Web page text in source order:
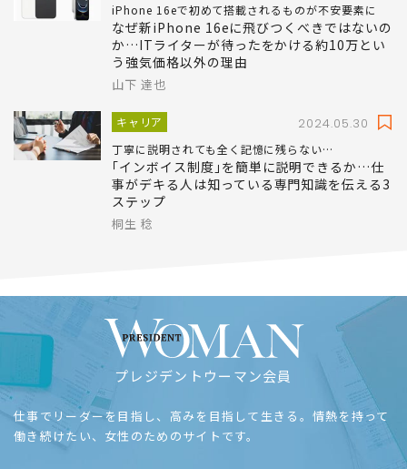
iPhone 16eで初めて搭載されるものが不安要素に
なぜ新iPhone 16eに飛びつくべきではないの
か…ITライターが待ったをかける約10万とい
う強気価格以外の理由
山下 達也
キャリア 2024.05.30
丁寧に説明されても全く記憶に残らない…
｢インボイス制度｣を簡単に説明できるか…仕
事がデキる人は知っている専門知識を伝える3
ステップ
桐生 稔
プレジデントウーマン会員
仕事でリーダーを目指し、高みを目指して生きる。情熱を持って
働き続けたい、女性のためのサイトです。